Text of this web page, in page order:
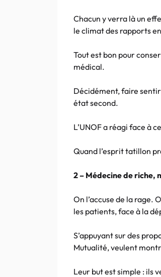
Chacun y verra là un
le climat des rapports
Tout est bon pour
médical.
Décidément, faire
état second.
L’UNOF a réagi face à
Quand l’esprit tatillon
2 – Médecine de riche,
On l’accuse de la rage.
les patients, face à la
S’appuyant sur des
Mutualité, veulent
Leur but est simple : ils